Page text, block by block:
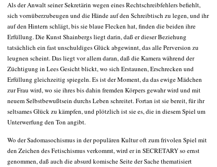
Als der Anwalt seiner Sekretärin wegen eines Rechtschreibfehlers befiehlt,
sich vornüberzubeugen und die Hände auf den Schreibtisch zu legen, und ihr
auf den Hintern schlägt, bis sie blaue Flecken hat, finden die beiden ihre
Erfüllung. Die Kunst Shainbergs liegt darin, daß er dieser Beziehung
tatsächlich ein fast unschuldiges Glück abgewinnt, das alle Perversion zu
leugnen scheint. Das liegt vor allem daran, daß die Kamera während der
Züchtigung in Lees Gesicht blickt, wo sich Erstaunen, Erschrecken und
Erfüllung gleichzeitig spiegeln. Es ist der Moment, da das ewige Mädchen
zur Frau wird, wo sie ihres bis dahin fremden Körpers gewahr wird und mit
neuem Selbstbewußtsein durchs Leben schreitet. Fortan ist sie bereit, für ihr
seltsames Glück zu kämpfen, und plötzlich ist sie es, die in diesem Spiel um
Unterwerfung den Ton angibt.
Wo der Sadomasochismus in der populären Kultur oft zum frivolen Spiel mit
den Zeichen des Fetischismus verkommt, wird er in SECRETARY so ernst
genommen, daß auch die absurd komische Seite der Sache thematisiert